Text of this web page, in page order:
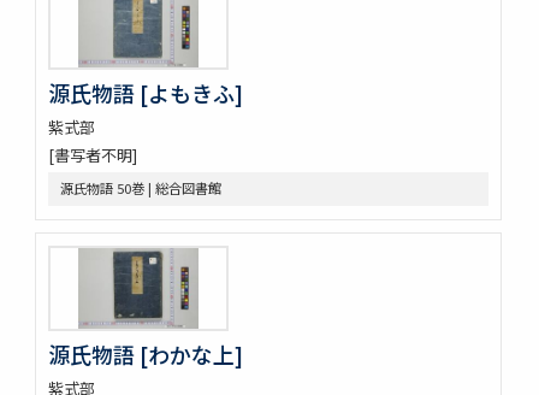
周易 9巻坿略例 2巻
塵添壒囊鈔 20巻
伊㔟 2巻
日本書紀抄 3巻
二十四孝
略要抄 3巻
倭玉篇 3巻 (存1巻)
唐三體詩註 3巻首1巻
萬葉集 20巻
新編排韻増廣事類氏族大全 10巻 (存1巻)
文選 60巻目録1巻
重刋貞和類聚祖苑聯芳集 10巻
大諸禮集 17巻
源氏物語 [よもきふ]
紫式部
[書写者不明]
源氏物語 50巻 | 総合図書館
源氏物語 [わかな上]
紫式部